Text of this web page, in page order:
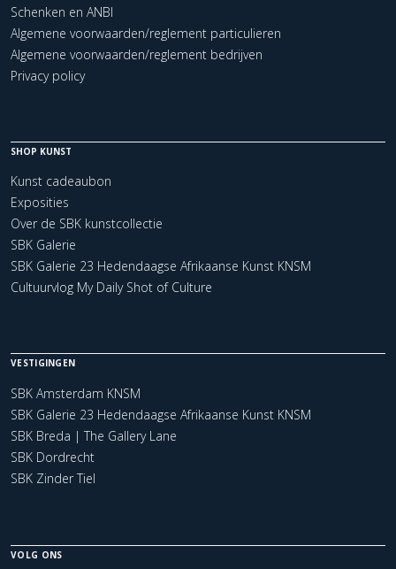
Schenken en ANBI
Algemene voorwaarden/reglement particulieren
Algemene voorwaarden/reglement bedrijven
Privacy policy
SHOP KUNST
Kunst cadeaubon
Exposities
Over de SBK kunstcollectie
SBK Galerie
SBK Galerie 23 Hedendaagse Afrikaanse Kunst KNSM
Cultuurvlog My Daily Shot of Culture
VESTIGINGEN
SBK Amsterdam KNSM
SBK Galerie 23 Hedendaagse Afrikaanse Kunst KNSM
SBK Breda | The Gallery Lane
SBK Dordrecht
SBK Zinder Tiel
VOLG ONS